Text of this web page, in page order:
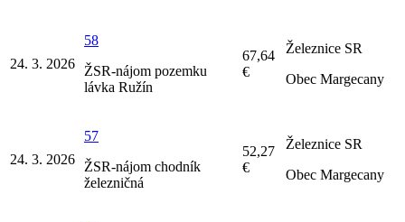
24. 3. 2026
58
ŽSR-nájom pozemku
lávka Ružín
67,64
€
Železnice SR
Obec Margecany
24. 3. 2026
57
ŽSR-nájom chodník
železničná
52,27
€
Železnice SR
Obec Margecany